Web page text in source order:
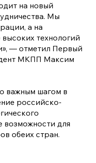
на новый
Мы
а на
технологий
— отметил Первый
МКПП Максим
важным шагом в
российско-
возможности для
обеих стран.